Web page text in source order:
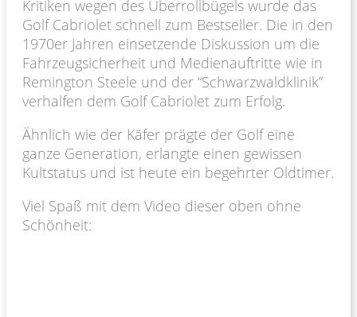
Kritiken wegen des Überrollbügels wurde das
Golf Cabriolet schnell zum Bestseller. Die in den
1970er Jahren einsetzende Diskussion um die
Fahrzeugsicherheit und Medienauftritte wie in
Remington Steele und der “Schwarzwaldklinik”
verhalfen dem Golf Cabriolet zum Erfolg.
Ähnlich wie der Käfer prägte der Golf eine
ganze Generation, erlangte einen gewissen
Kultstatus und ist heute ein begehrter Oldtimer.
Viel Spaß mit dem Video dieser oben ohne
Schönheit: